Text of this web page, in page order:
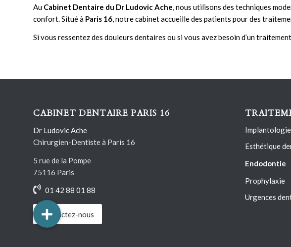
Au Cabinet Dentaire du Dr Ludovic Ache, nous utilisons des techniques
confort. Situé à Paris 16, notre cabinet accueille des patients pour des
Si vous ressentez des douleurs dentaires ou si vous avez besoin d’un
CABINET DENTAIRE PARIS 16
Dr Ludovic Ache
Chirurgien-Dentiste à Paris 16
5 rue de la Pompe
75116 Paris
01 42 88 01 88
Contactez-nous
Esthétique
Endodontie
Prophylaxie
Urgences